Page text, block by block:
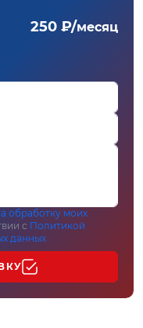
250 ₽/месяц
обработку моих
с Политикой
данных